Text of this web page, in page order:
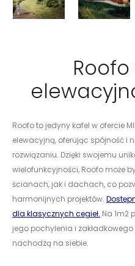
Roofo to jedyny kafel w ofercie
elewacyjną, oferując spójność i
rozwiązaniu. Dzięki swojemu
wielofunkcyjności, Roofo może
ścianach, jak i dachach, co
harmonijnych projektów.
dla klasycznych cegieł. Na 1m2
jego pochylenia i
nachodzą na siebie.